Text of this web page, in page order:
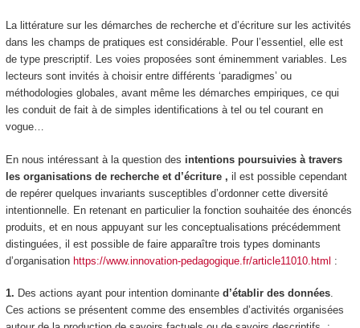
La littérature sur les démarches de recherche et d’écriture sur les activités
dans les champs de pratiques est considérable. Pour l’essentiel, elle est
de type prescriptif. Les voies proposées sont éminemment variables. Les
lecteurs sont invités à choisir entre différents ‘paradigmes’ ou
méthodologies globales, avant même les démarches empiriques, ce qui
les conduit de fait à de simples identifications à tel ou tel courant en
vogue…
En nous intéressant à la question des intentions poursuivies à travers
les organisations de recherche et d’écriture , il est possible cependant
de repérer quelques invariants susceptibles d’ordonner cette diversité
intentionnelle. En retenant en particulier la fonction souhaitée des énoncés
produits, et en nous appuyant sur les conceptualisations précédemment
distinguées, il est possible de faire apparaître trois types dominants
d’organisation https://www.innovation-pedagogique.fr/article11010.html :
1. Des actions ayant pour intention dominante d’établir des données.
Ces actions se présentent comme des ensembles d’activités organisées